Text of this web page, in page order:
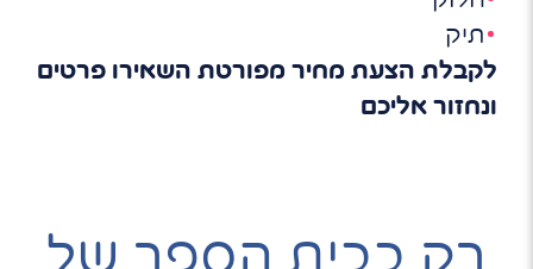
תיק
לקבלת הצעת מחיר מפורטת השאירו פרטים
ונחזור אליכם